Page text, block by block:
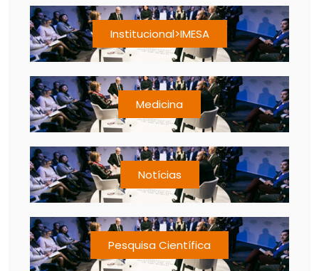
Institucional>IMESA
Medicina
Notícias
Pesquisa Científica